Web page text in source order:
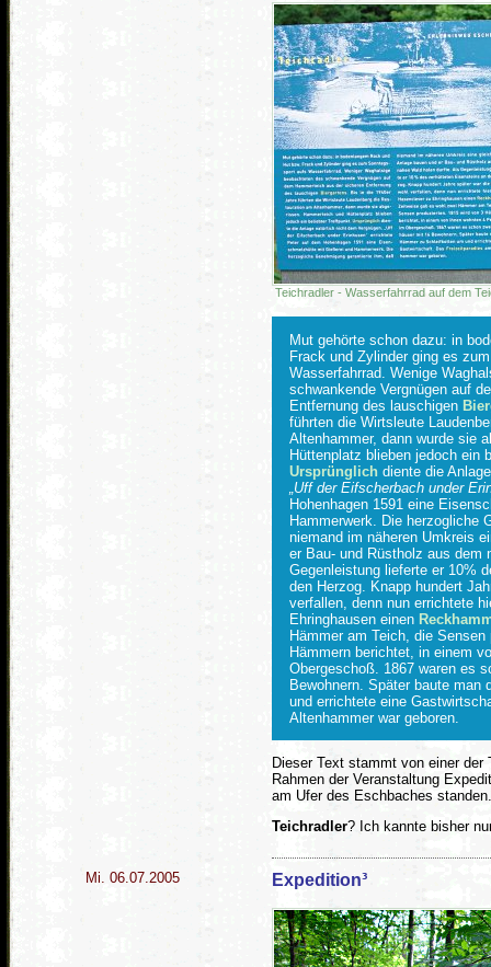
Teichradler - Wasserfahrrad auf dem
Mut gehörte schon dazu: in
Frack und Zylinder ging es
Wasserfahrrad. Wenige
schwankende Vergnügen auf
Entfernung des lauschigen
führten die Wirtsleute
Altenhammer, dann wurde sie
Hüttenplatz blieben jedoch ein
Ursprünglich diente die
Uff der Eifscherbach under
Hohenhagen 1591 eine
Hammerwerk. Die herzogliche
niemand im näheren Umkreis
er Bau- und Rüstholz aus dem
Gegenleistung lieferte er 10%
den Herzog. Knapp hundert
verfallen, denn nun errichtete
Ehringhausen einen
Hämmer am Teich, die
Hämmern berichtet, in einem
Obergeschoß. 1867 waren es
Bewohnern. Später baute man
und errichtete eine
Altenhammer war geboren.
Dieser Text stammt von einer
Rahmen der Veranstaltung
am Ufer des Eschbaches standen.
Teichradler? Ich kannte bisher
Mi. 06.07.2005 Expedition³